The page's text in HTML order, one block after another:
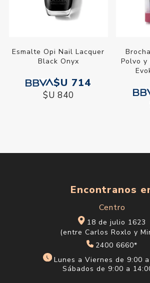
Esmalte Opi Nail Lacquer
Black Onyx
$U 714
$U 840
Polvo y
Encontranos
Centro
18 de julio 1623
(entre Carlos Roxlo y
2400 6660*
Lunes a Viernes de 9:00
Sábados de 9:00 a